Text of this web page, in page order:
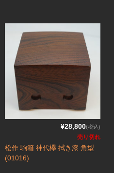
彫駒
駒箱 駒台 布盤
駒師紹介
買物ガイド
¥28,800(税込)
売り切れ
松作 駒箱 神代欅 拭き漆 角型
(01016)